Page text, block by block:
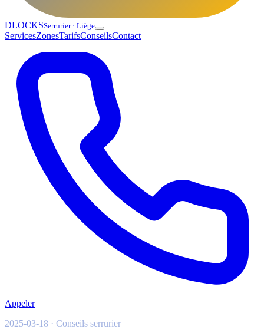
DLOCKSSerrurier · Liège
ServicesZonesTarifsConseilsContact
Appeler
2025-03-18 · Conseils serrurier